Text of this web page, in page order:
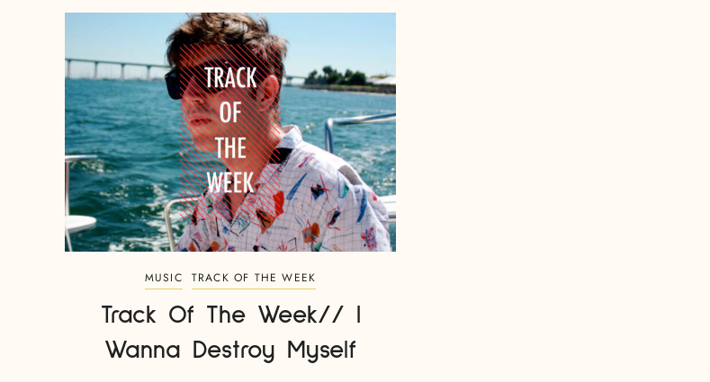
MUSIC TRACK OF THE WEEK
Track Of The Week// I
Wanna Destroy Myself